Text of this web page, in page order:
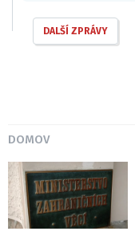
DALŠÍ ZPRÁVY
DOMOV